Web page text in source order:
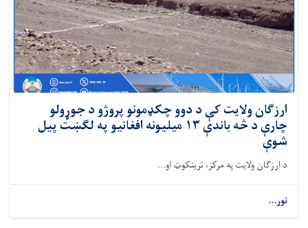
ارزګان ولایت کې د دوو چکډمونو پروژو د جوړولو
چارې د څه باندې ۱۳‌ میلیونه افغانیو په لګښت پیل
شوې
د ارزګان ولایت په مرکز، ترینکوټ او...
نور...